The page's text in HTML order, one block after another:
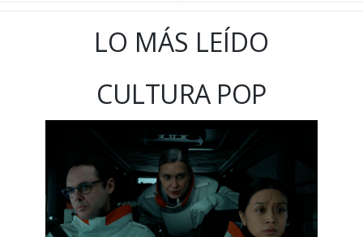
LO MÁS LEÍDO
CULTURA POP